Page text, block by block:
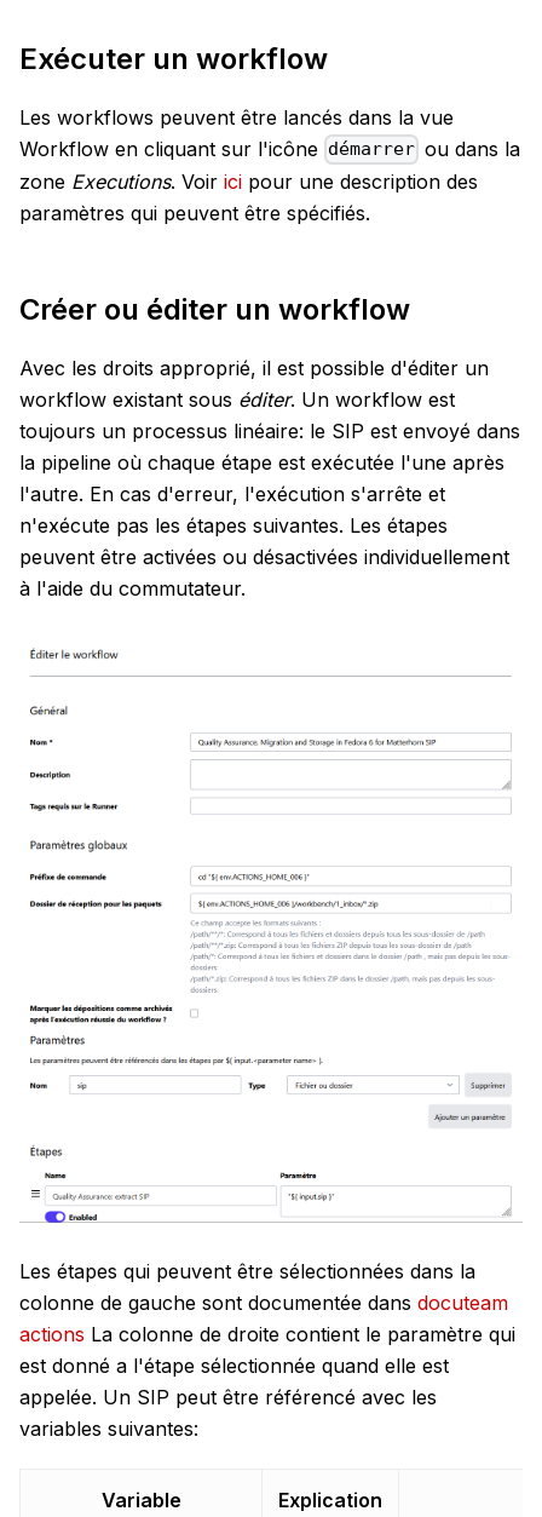
Exécuter un workflow
Les workflows peuvent être lancés dans la vue
Workflow en cliquant sur l'icône démarrer ou dans la
zone Executions. Voir ici pour une description des
paramètres qui peuvent être spécifiés.
Créer ou éditer un workflow
Avec les droits approprié, il est possible d'éditer un
workflow existant sous éditer. Un workflow est
toujours un processus linéaire: le SIP est envoyé dans
la pipeline où chaque étape est exécutée l'une après
l'autre. En cas d'erreur, l'exécution s'arrête et
n'exécute pas les étapes suivantes. Les étapes
peuvent être activées ou désactivées individuellement
à l'aide du commutateur.
Les étapes qui peuvent être sélectionnées dans la
colonne de gauche sont documentée dans docuteam
actions La colonne de droite contient le paramètre qui
est donné a l'étape sélectionnée quand elle est
appelée. Un SIP peut être référencé avec les
variables suivantes:
Variable Explication